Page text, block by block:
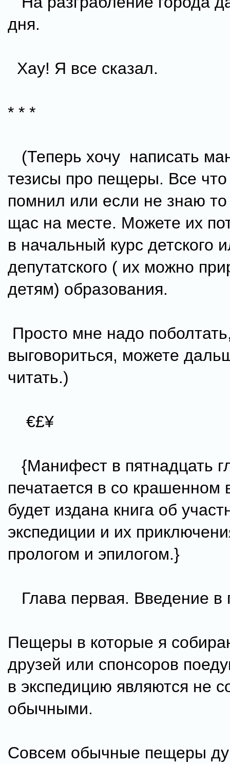
дня.
Хау! Я все сказал.
* * *
(Теперь хочу написать
тезисы про пещеры. Все
помнил или если не знаю
щас на месте. Можете их
в начальный курс детского
депутатского ( их можно
детям) образования.
Просто мне надо
выговориться, можете
читать.)
€£¥
{Манифест в пятнадцать
печатается в со крашенном
будет издана книга об
экспедиции и их
прологом и эпилогом.}
Глава первая. Введение
Пещеры в которые я
друзей или спонсоров
в экспедицию являются не
обычными.
Совсем обычные пещеры